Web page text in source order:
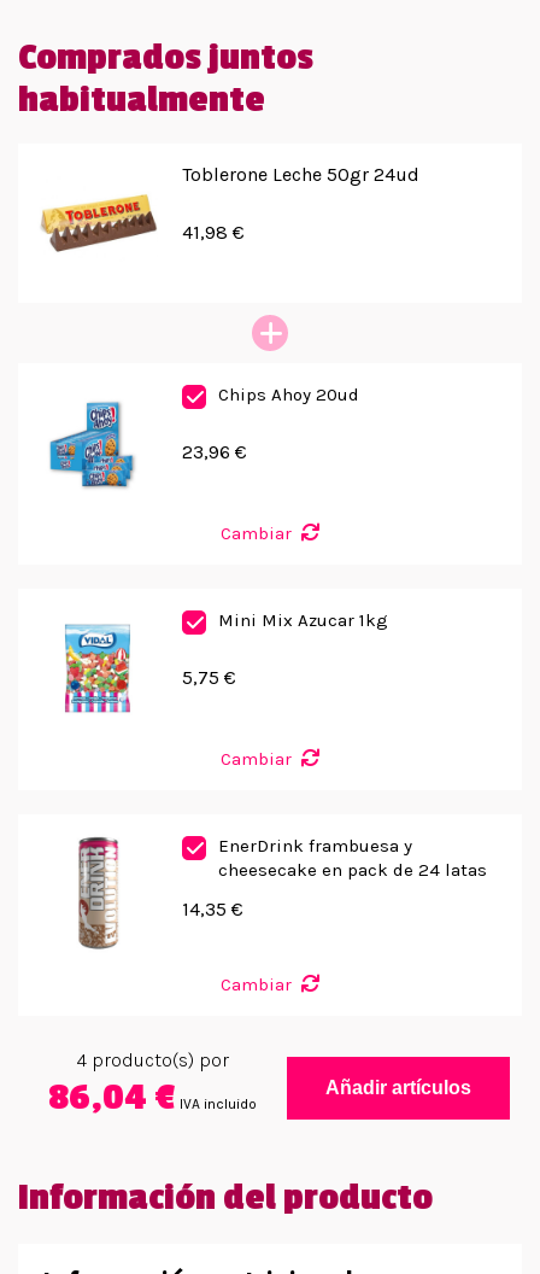
Comprados juntos
habitualmente
Toblerone Leche 50gr 24ud
41,98 €
Chips Ahoy 20ud
23,96 €
Cambiar
Mini Mix Azucar 1kg
5,75 €
Cambiar
EnerDrink frambuesa y
cheesecake en pack de 24 latas
14,35 €
Cambiar
4producto(s) por
86,04 € IVA incluido
Añadir artículos
Información del producto